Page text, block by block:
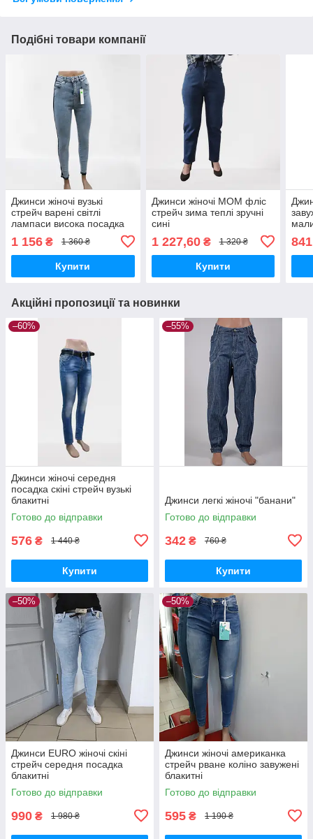
Подібні товари компанії
Джинси жіночі вузькі
стрейч варені світлі
лампаси висока посадка
1 156 ₴ 1 360 ₴
Купити
Джинси жіночі МОМ фліс
стрейч зима теплі зручні
сині
1 227,60₴ 1 320 ₴
Купити
Акційні пропозиції та новинки
–60%
Джинси жіночі середня
посадка скіні стрейч вузькі
блакитні
Готово до відправки
576 ₴ 1 440 ₴
Купити
–55%
Джинси легкі жіночі "банани"
Готово до відправки
342 ₴ 760 ₴
Купити
–50%
Джинси EURO жіночі скіні
стрейч середня посадка
блакитні
Готово до відправки
990 ₴ 1 980 ₴
–50%
Джинси жіночі американка
стрейч рване коліно завужені
блакитні
Готово до відправки
595 ₴ 1 190 ₴